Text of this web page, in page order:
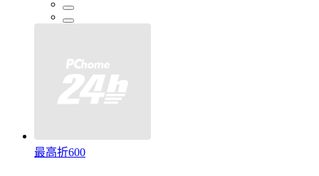
最高折600